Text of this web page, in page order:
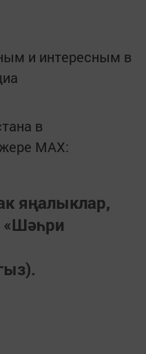
и интересным в
в
MАХ:
яңалыклар,